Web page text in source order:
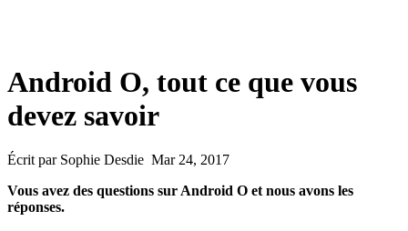
Android O, tout ce que vous
devez savoir
Écrit par Sophie Desdie Mar 24, 2017
Vous avez des questions sur Android O et nous avons les
réponses.